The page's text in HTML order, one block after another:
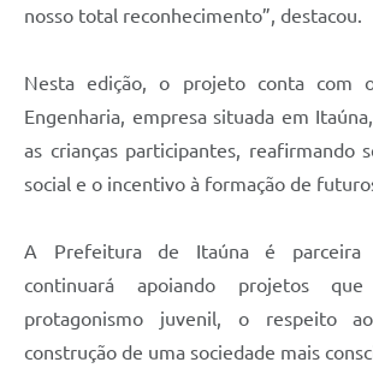
nosso total reconhecimento”, destacou.
Nesta edição, o projeto conta com
Engenharia, empresa situada em
as crianças participantes, reafirmando
social e o incentivo à formação de
A Prefeitura de Itaúna é parceira
continuará apoiando projetos
protagonismo juvenil, o respeito
construção de uma sociedade mais